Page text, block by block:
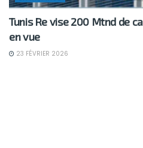
Tunis Re vise 200 Mtnd de
en vue
23 FÉVRIER 2026